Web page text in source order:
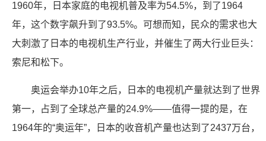
1960年，日本家庭的电视机普及率为54.5%，到了1964
年，这个数字飙升到了93.5%。可想而知，民众的需求也大
大刺激了日本的电视机生产行业，并催生了两大行业巨头：
索尼和松下。
奥运会举办10年之后，日本的电视机产量就达到了世界
第一，占到了全球总产量的24.9%——值得一提的是，在
1964年的“奥运年”，日本的收音机产量也达到了2437万台，